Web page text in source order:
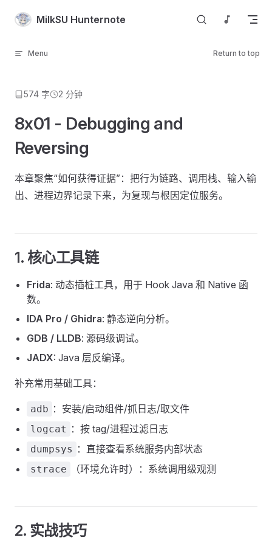
Skip to content
MilkSU Hunternote
Menu Return to top
574 字 2 分钟
8x01 - Debugging and
Reversing
本章聚焦“如何获得证据”：把行为链路、调用栈、输入输
出、进程边界记录下来，为复现与根因定位服务。
1. 核心工具链
Frida: 动态插桩工具，用于 Hook Java 和 Native 函
数。
IDA Pro / Ghidra: 静态逆向分析。
GDB / LLDB: 源码级调试。
JADX: Java 层反编译。
补充常用基础工具：
adb ：安装/启动组件/抓日志/取文件
logcat ：按 tag/进程过滤日志
dumpsys ：直接查看系统服务内部状态
strace （环境允许时）：系统调用级观测
2. 实战技巧